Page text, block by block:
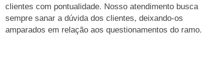
clientes com pontualidade. Nosso atendimento busca
sempre sanar a dúvida dos clientes, deixando-os
amparados em relação aos questionamentos do ramo.